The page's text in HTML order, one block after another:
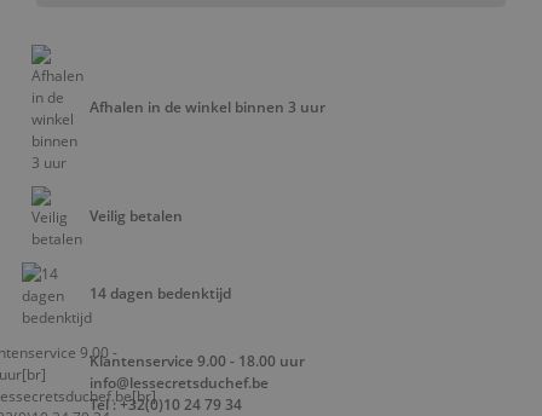
Afhalen in de winkel binnen 3 uur
Veilig betalen
14 dagen bedenktijd
Klantenservice 9.00 - 18.00 uur
info@lessecretsduchef.be
Tel : +32(0)10 24 79 34